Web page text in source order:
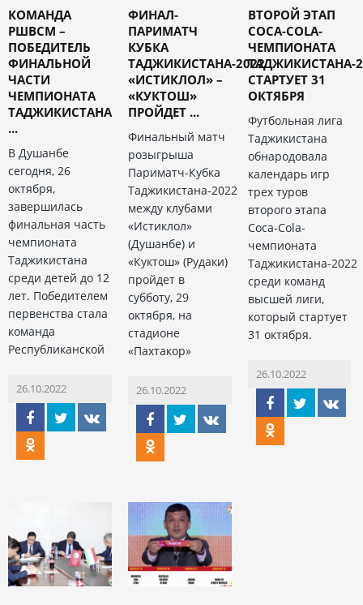
КОМАНДА
РШВСМ –
ПОБЕДИТЕЛЬ
ФИНАЛЬНОЙ
ЧАСТИ
ЧЕМПИОНАТА
ТАДЖИКИСТАНА
...
В Душанбе
сегодня, 26
октября,
завершилась
финальная часть
чемпионата
Таджикистана
среди детей до 12
лет. Победителем
первенства стала
команда
Республиканской
26.10.2022
ФИНАЛ-
ПАРИМАТЧ
КУБКА
ТАДЖИКИСТАНА-2022
«ИСТИКЛОЛ» –
«КУКТОШ»
ПРОЙДЕТ ...
Финальный матч
розыгрыша
Париматч-Кубка
Таджикистана-2022
между клубами
«Истиклол»
(Душанбе) и
«Куктош» (Рудаки)
пройдет в
субботу, 29
октября, на
стадионе
«Пахтакор»
26.10.2022
ВТОРОЙ ЭТАП
COCA-COLA-
ЧЕМПИОНАТА
ТАДЖИКИСТАНА-
СТАРТУЕТ 31
ОКТЯБРЯ
Футбольная лига
Таджикистана
обнародовала
календарь игр
трех туров
второго этапа
Coca-Cola-
чемпионата
Таджикистана-2022
среди команд
высшей лиги,
который стартует
31 октября.
26.10.2022